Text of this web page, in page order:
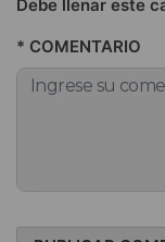
Debe llenar este
* COMENTARIO